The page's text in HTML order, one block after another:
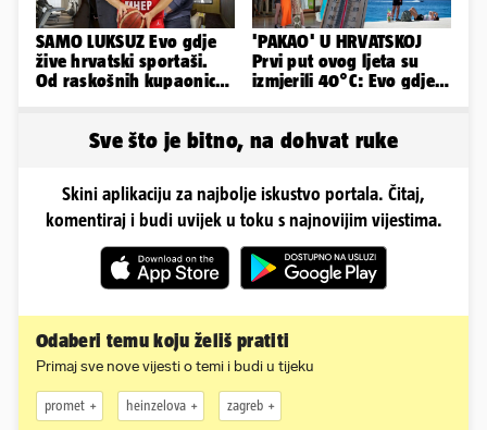
SAMO LUKSUZ Evo gdje
žive hrvatski sportaši.
Od raskošnih kupaonica
'PAKAO' U HRVATSKOJ
Prvi put ovog ljeta su
izmjerili 40°C: Evo gdje
Sve što je bitno, na dohvat ruke
Skini aplikaciju za najbolje iskustvo portala. Čitaj,
komentiraj i budi uvijek u toku s najnovijim vijestima.
Odaberi temu koju želiš pratiti
Primaj sve nove vijesti o temi i budi u tijeku
promet heinzelova zagreb